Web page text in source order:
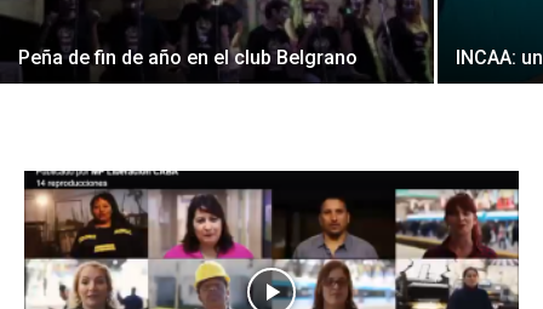
Peña de fin de año en el club Belgrano INCAA: